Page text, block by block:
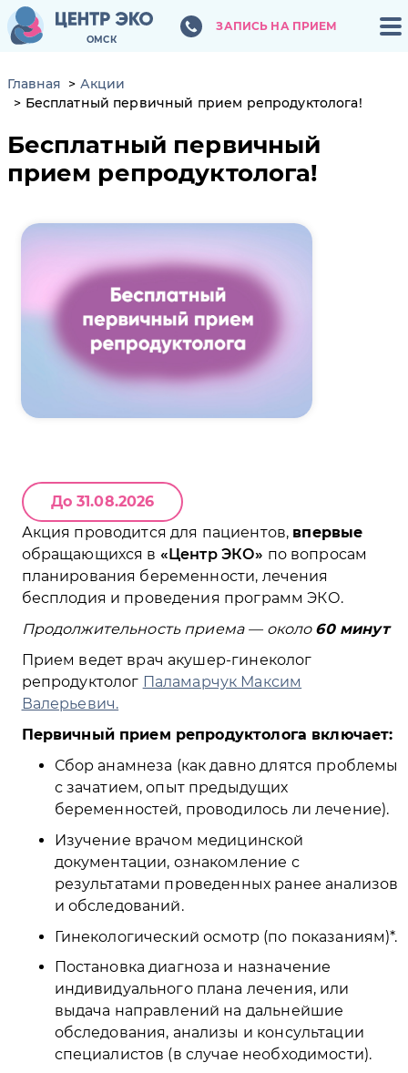
ОМСК
ЗАПИСЬ НА ПРИЕМ
ОМСК
ЗАПИСЬ НА ПРИЕМ
Главная
Акции
Бесплатный первичный прием репродуктолога!
Бесплатный первичный
прием репродуктолога!
До 31.08.2026
Акция проводится для пациентов, впервые
обращающихся в
Центр ЭКО
по вопросам
планирования беременности, лечения
бесплодия и проведения программ ЭКО.
Продолжительность приема — около 60 минут
Прием ведет врач акушер-гинеколог
репродуктолог Паламарчук Максим
Валерьевич.
Первичный прием репродуктолога включает:
Сбор анамнеза (как давно длятся проблемы
с зачатием, опыт предыдущих
беременностей, проводилось ли лечение).
Изучение врачом медицинской
документации, ознакомление с
результатами проведенных ранее анализов
и обследований.
Гинекологический осмотр (по показаниям)*.
Постановка диагноза и назначение
индивидуального плана лечения, или
выдача направлений на дальнейшие
обследования, анализы и консультации
специалистов (в случае необходимости).